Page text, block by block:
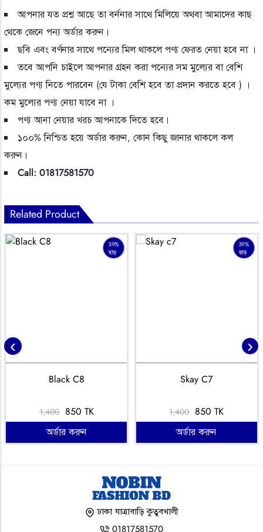
আপনার যত প্রশ্ন আছে তা বর্ননার সাথে মিলিয়ে অথবা আমাদের কাছ
থেকে জেনে পন্য অর্ডার করুন।
ছবি এবং বর্ণনার সাথে পন্যের মিল থাকলে পণ্য ফেরত নেয়া হবে না ।
তবে আপনি চাইলে আপনার গ্রহন করা পন্যের সম মুল্যের বা বেশি
মুল্যের পণ্য নিতে পারবেন (যে টাকা বেশি হবে তা প্রদান করতে হবে ) ।
কম মুল্যের পণ্য নেয়া যাবে না ।
পণ্য আনা নেয়ার খরচ আপনাকে দিতে হবে।
১০০% নিশ্চিত হয়ে অর্ডার করুন, কোন কিছু জানার থাকলে কল
করুন।
Call: 01817581570
Related Product
39%
ছাড়
Black C8
1,400 850 TK
অর্ডার করুন
39%
ছাড়
Skay C7
1,400 850 TK
অর্ডার করুন
‹ ›
ঢাকা যাত্রাবাড়ি কুতুবখালী
01817581570